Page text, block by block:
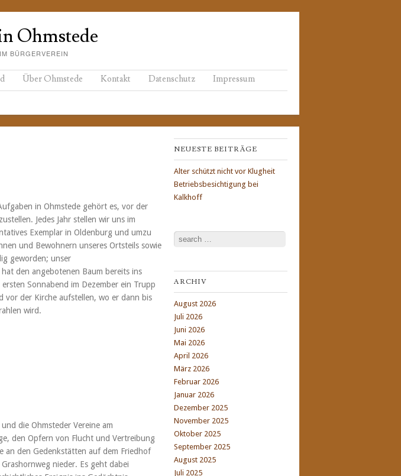
Ohmstede
BÜRGERVEREIN
Über Ohmstede Kontakt Datenschutz Impressum
in Ohmstede gehört es, vor der
Jedes Jahr stellen wir uns im
Exemplar in Oldenburg und umzu
und Bewohnern unseres Ortsteils sowie
geworden; unser
den angebotenen Baum bereits ins
Sonnabend im Dezember ein Trupp
vor der Kirche aufstellen, wo er dann bis
wird.
die Ohmsteder Vereine am
den Opfern von Flucht und Vertreibung
an den Gedenkstätten auf dem Friedhof
nieder. Es geht dabei
NEUESTE BEITRÄGE
Alter schützt nicht vor Klugheit
Betriebsbesichtigung bei
Kalkhoff
Search
ARCHIV
August 2026
Juli 2026
Juni 2026
Mai 2026
April 2026
März 2026
Februar 2026
Januar 2026
Dezember 2025
November 2025
Oktober 2025
September 2025
August 2025
Juli 2025